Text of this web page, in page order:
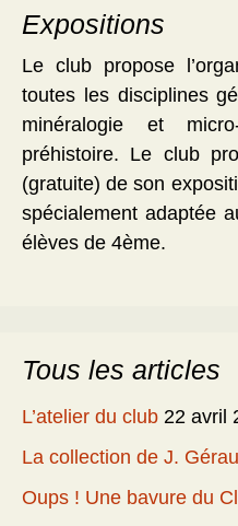
Expositions
Le club propose
toutes les disciplines
minéralogie et
préhistoire. Le club
(gratuite) de son
spécialement adaptée
élèves de 4ème.
Tous les articles
L’atelier du club 22 avril
La collection de J.
Oups ! Une bavure du